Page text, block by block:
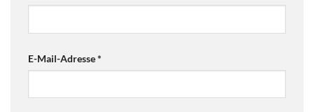
E-Mail-Adresse*